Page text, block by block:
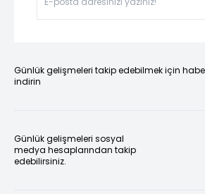
Günlük gelişmeleri takip edebilmek için
indirin
Günlük gelişmeleri sosyal
medya hesaplarından takip
edebilirsiniz.